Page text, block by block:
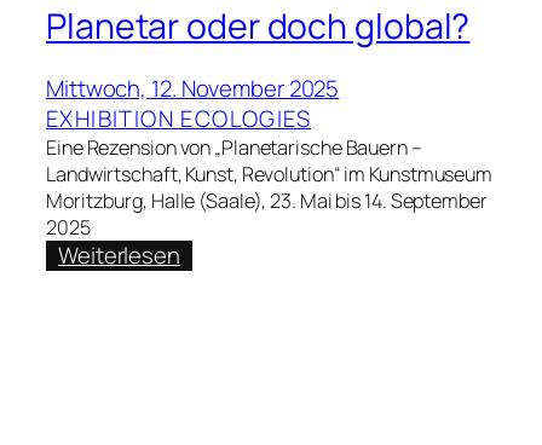
Planetar oder doch global?
Mittwoch, 12. November 2025
EXHIBITION ECOLOGIES
Eine Rezension von „Planetarische Bauern –
Landwirtschaft, Kunst, Revolution“ im Kunstmuseum
Moritzburg, Halle (Saale), 23. Mai bis 14. September
2025
Weiterlesen: